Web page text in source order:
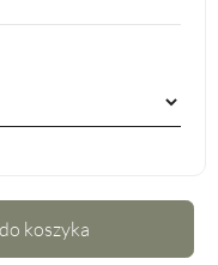
koszyka